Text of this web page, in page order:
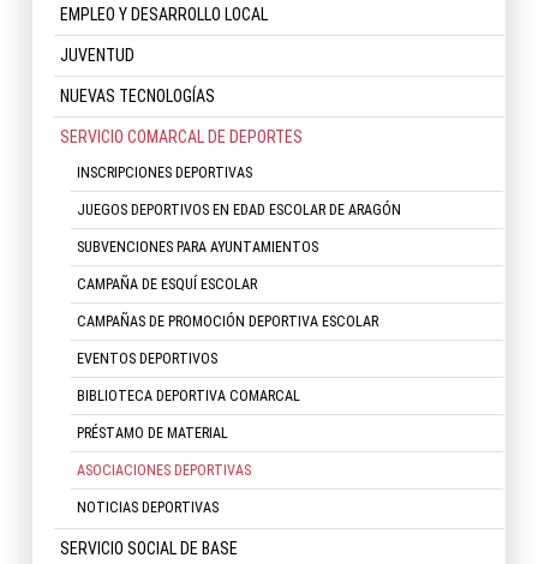
EMPLEO Y DESARROLLO LOCAL
JUVENTUD
NUEVAS TECNOLOGÍAS
SERVICIO COMARCAL DE DEPORTES
INSCRIPCIONES DEPORTIVAS
JUEGOS DEPORTIVOS EN EDAD ESCOLAR DE ARAGÓN
SUBVENCIONES PARA AYUNTAMIENTOS
CAMPAÑA DE ESQUÍ ESCOLAR
CAMPAÑAS DE PROMOCIÓN DEPORTIVA ESCOLAR
EVENTOS DEPORTIVOS
BIBLIOTECA DEPORTIVA COMARCAL
PRÉSTAMO DE MATERIAL
ASOCIACIONES DEPORTIVAS
NOTICIAS DEPORTIVAS
SERVICIO SOCIAL DE BASE